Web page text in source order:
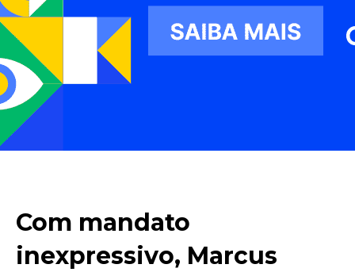
Com mandato
inexpressivo, Marcus